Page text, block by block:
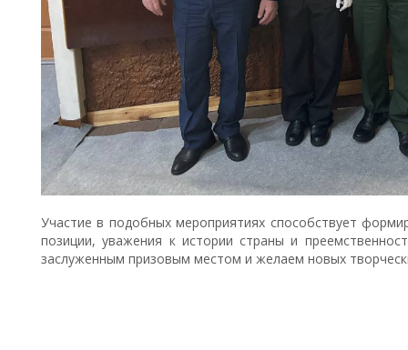
Участие в подобных мероприятиях способствует
позиции, уважения к истории страны и
заслуженным призовым местом и желаем новых